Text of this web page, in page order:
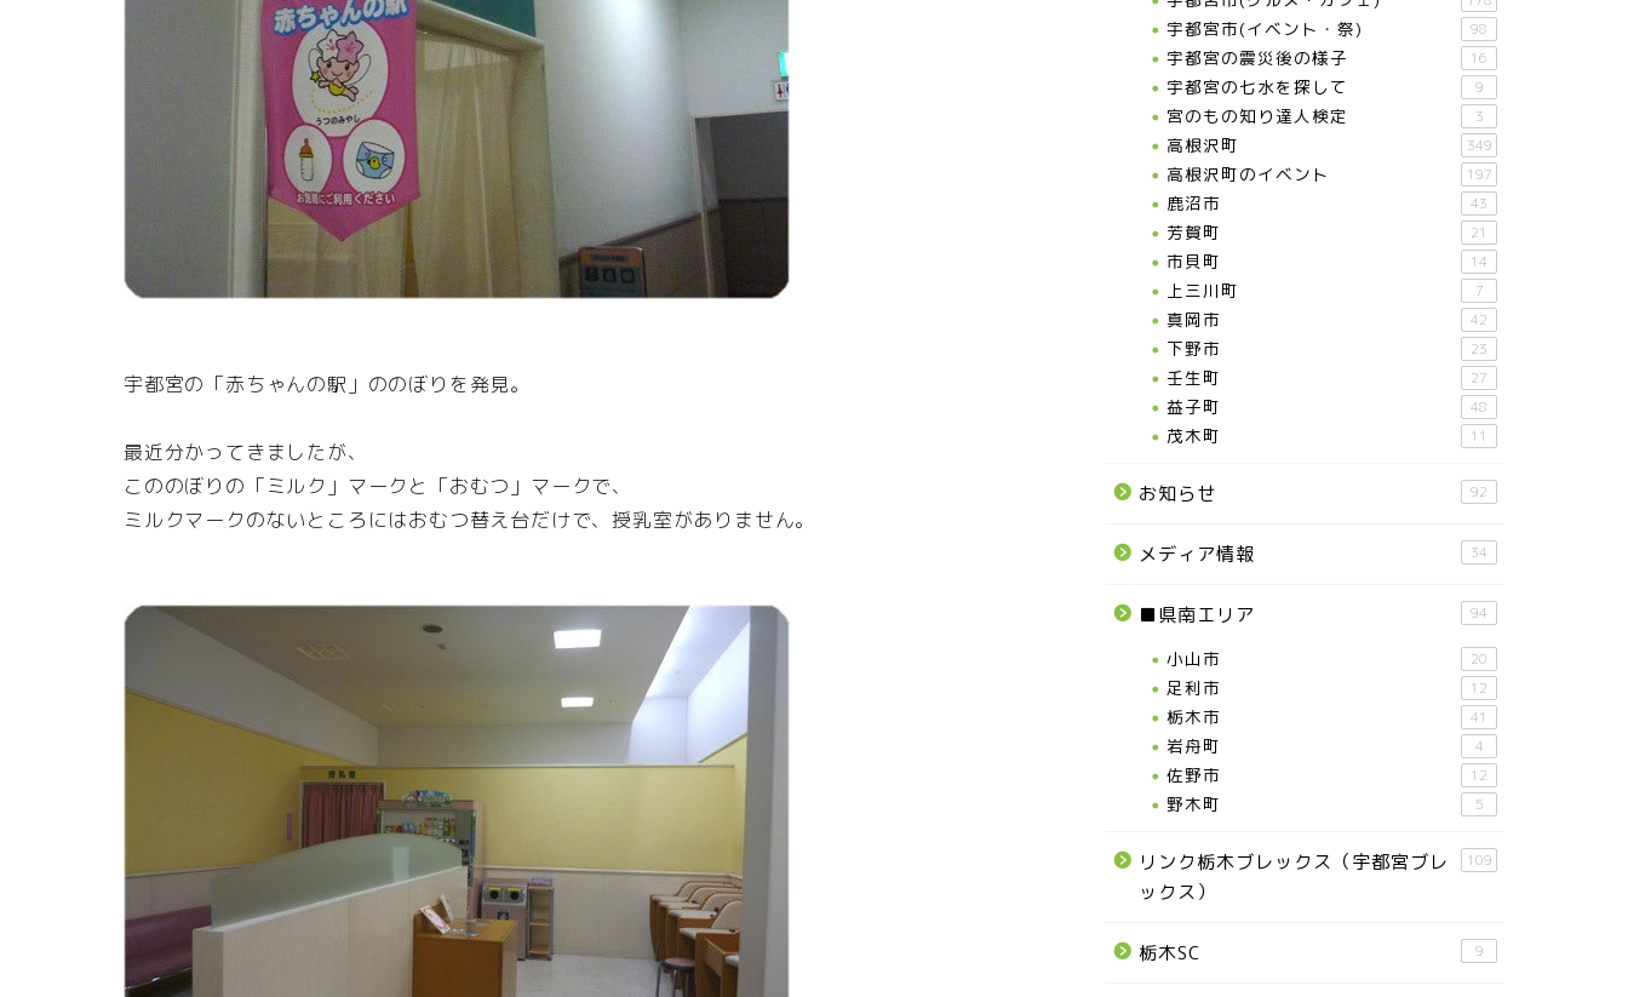
宇都宮の「赤ちゃんの駅」ののぼりを発見。
最近分かってきましたが、
こののぼりの「ミルク」マークと「おむつ」マークで、
ミルクマークのないところにはおむつ替え台だけで、授乳室がありません。
宇都宮市(イベント・祭) 98
宇都宮の震災後の様子 16
宇都宮の七水を探して 9
宮のもの知り達人検定 3
高根沢町 349
高根沢町のイベント 197
鹿沼市 43
芳賀町 21
市貝町 14
上三川町 7
真岡市 42
下野市 23
壬生町 27
益子町 48
茂木町 11
お知らせ 92
メディア情報 34
■県南エリア 94
小山市 20
足利市 12
栃木市 41
岩舟町 4
佐野市 12
野木町 5
リンク栃木ブレックス（宇都宮ブレ
ックス）
109
栃木SC 9